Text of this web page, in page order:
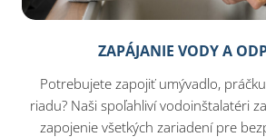
ZAPÁJANIE VODY A
Potrebujete zapojiť umývadlo,
riadu? Naši spoľahliví vodoinštalatéri
zapojenie všetkých zariadení pre